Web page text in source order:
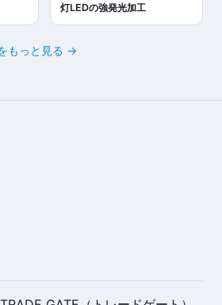
灯LEDの強発光加工
もっと見る →